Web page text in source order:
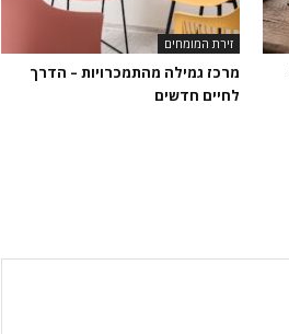
זירת המומחים
מרכז גמילה מהתמכרויות – הדרך
לחיים חדשים